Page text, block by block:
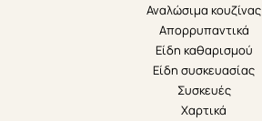
Αναλώσιμα κουζίνας
Απορρυπαντικά
Είδη καθαρισμού
Είδη συσκευασίας
Συσκευές
Χαρτικά